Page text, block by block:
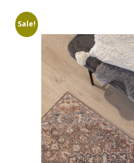
Sale!